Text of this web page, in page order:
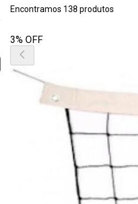
Encontramos 138 produtos
3% OFF